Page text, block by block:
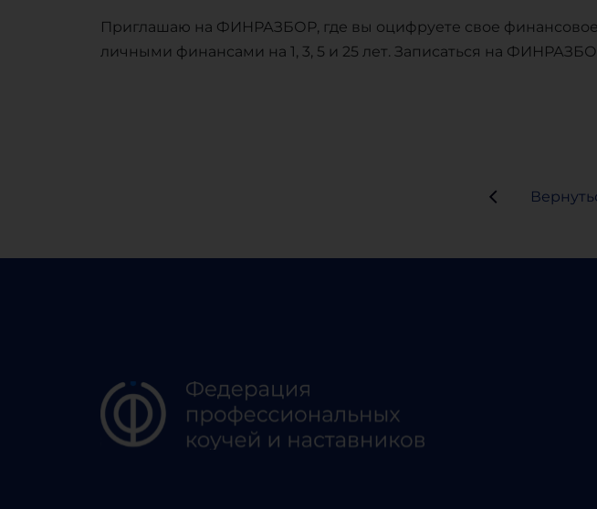
Приглашаю на ФИНРАЗБОР, где вы оцифруете свое
личными финансами на 1, 3, 5 и 25 лет. Записаться на